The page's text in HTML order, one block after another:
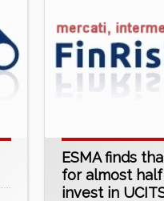
ESMA finds
for almost
invest in